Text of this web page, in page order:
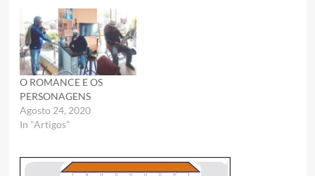
O ROMANCE E OS
PERSONAGENS
Agosto 24, 2020
In "Artigos"